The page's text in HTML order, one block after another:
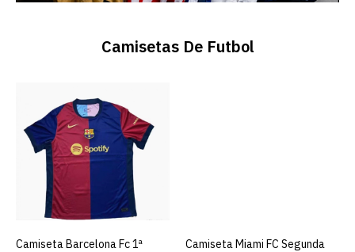
Camisetas De Futbol
AGREGAR AL CARRO
Camiseta Barcelona Fc 1ª
AGREGAR AL CARRO
Camiseta Miami FC Segunda